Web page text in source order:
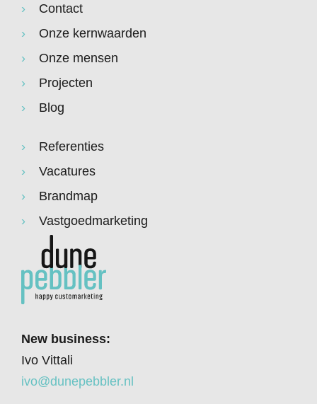
Contact
Onze kernwaarden
Onze mensen
Projecten
Blog
Referenties
Vacatures
Brandmap
Vastgoedmarketing
New business:
Ivo Vittali
ivo@dunepebbler.nl